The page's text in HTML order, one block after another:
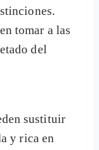
tomar a las
del
sustituir
y rica en